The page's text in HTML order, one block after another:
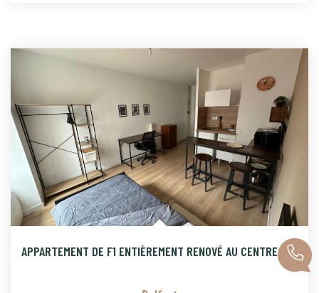
APPARTEMENT DE F1 ENTIÈREMENT RENOVÉ AU CENTRE VILLE DE BELF